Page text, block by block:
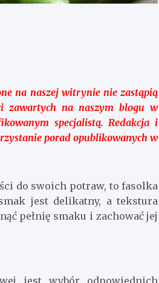
na naszej witrynie nie zastąpią
zawartych na naszym blogu w
specjalistą. Redakcja i
porad opublikowanych w
do swoich potraw, to fasolka
jest delikatny, a tekstura
pełnię smaku i zachować jej
jest wybór odpowiednich